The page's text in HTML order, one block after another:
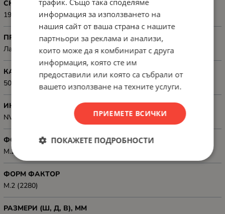
СКОРОСТ НА ЧЕТЕНЕ, MB/S
1900 MB/s
ПРЕДНАЗНАЧЕН ЗА
Лаптопи
КАПАЦИТЕТ, GB
500 GB
ИНТЕРФЕЙС
NVMe PCIe Gen 3 x4
ФОРМ ФАКТОР
M.2 2280
ФОРМ ФАКТОР
M.2 (2280)
РАЗМЕРИ (Ш, Д, В), ММ
информация за използването на
нашия сайт от ваша страна с нашите
партньори за реклама и анализи,
които може да я комбинират с друга
информация, която сте им
предоставили или която са събрали от
вашето използване на техните услуги.
ПРИЕМЕТЕ ВСИЧКИ
ПОКАЖЕТЕ ПОДРОБНОСТИ